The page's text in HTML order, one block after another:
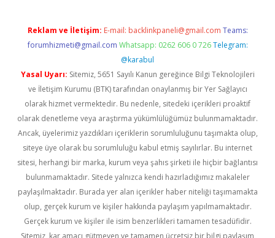
Reklam ve İletişim: E-mail: backlinkpaneli@gmail.com Teams:
forumhizmeti@gmail.com Whatsapp: 0262 606 0 726 Telegram:
@karabul
Yasal Uyarı: Sitemiz, 5651 Sayılı Kanun gereğince Bilgi Teknolojileri
ve İletişim Kurumu (BTK) tarafından onaylanmış bir Yer Sağlayıcı
olarak hizmet vermektedir. Bu nedenle, sitedeki içerikleri proaktif
olarak denetleme veya araştırma yükümlülüğümüz bulunmamaktadır.
Ancak, üyelerimiz yazdıkları içeriklerin sorumluluğunu taşımakta olup,
siteye üye olarak bu sorumluluğu kabul etmiş sayılırlar. Bu internet
sitesi, herhangi bir marka, kurum veya şahıs şirketi ile hiçbir bağlantısı
bulunmamaktadır. Sitede yalnızca kendi hazırladığımız makaleler
paylaşılmaktadır. Burada yer alan içerikler haber niteliği taşımamakta
olup, gerçek kurum ve kişiler hakkında paylaşım yapılmamaktadır.
Gerçek kurum ve kişiler ile isim benzerlikleri tamamen tesadüfidir.
Sitemiz, kar amacı gütmeyen ve tamamen ücretsiz bir bilgi paylaşım